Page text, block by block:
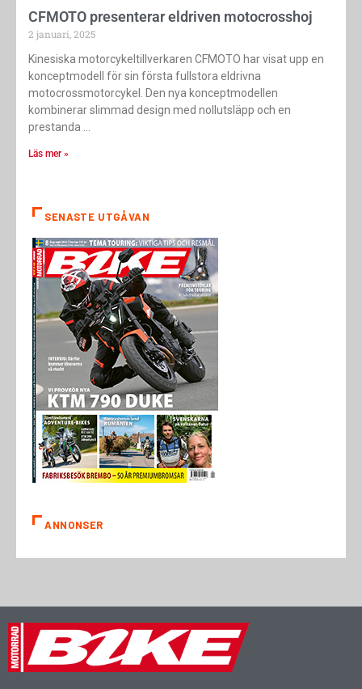
CFMOTO presenterar eldriven motocrosshoj
2 januari, 2025
Kinesiska motorcykeltillverkaren CFMOTO har visat upp en
konceptmodell för sin första fullstora eldrivna
motocrossmotorcykel. Den nya konceptmodellen
kombinerar slimmad design med nollutsläpp och en
prestanda
Läs mer »
SENASTE UTGÅVAN
ANNONSER